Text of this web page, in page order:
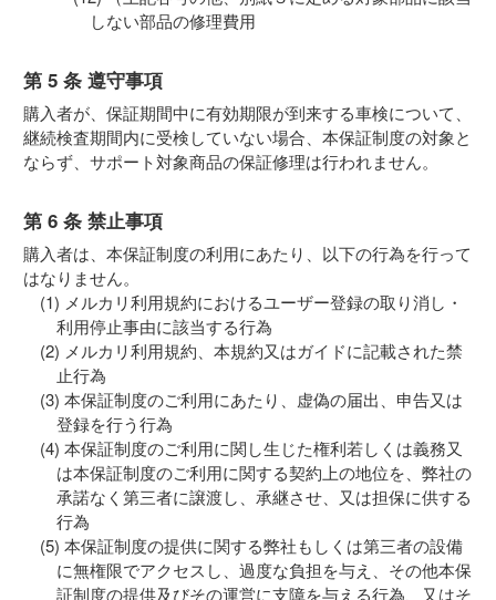
しない部品の修理費用
第 5 条 遵守事項
購入者が、保証期間中に有効期限が到来する車検について、
継続検査期間内に受検していない場合、本保証制度の対象と
ならず、サポート対象商品の保証修理は行われません。
第 6 条 禁止事項
購入者は、本保証制度の利用にあたり、以下の行為を行って
はなりません。
メルカリ利用規約におけるユーザー登録の取り消し・
利用停止事由に該当する行為
メルカリ利用規約、本規約又はガイドに記載された禁
止行為
本保証制度のご利用にあたり、虚偽の届出、申告又は
登録を行う行為
本保証制度のご利用に関し生じた権利若しくは義務又
は本保証制度のご利用に関する契約上の地位を、弊社の
承諾なく第三者に譲渡し、承継させ、又は担保に供する
行為
本保証制度の提供に関する弊社もしくは第三者の設備
に無権限でアクセスし、過度な負担を与え、その他本保
証制度の提供及びその運営に支障を与える行為、又はそ